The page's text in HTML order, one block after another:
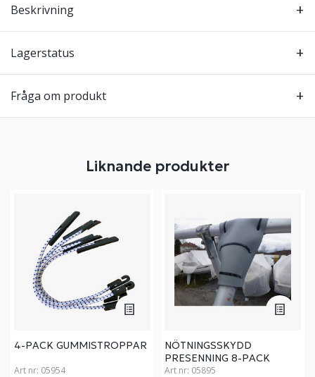
Beskrivning
Lagerstatus
Fråga om produkt
Liknande produkter
4-PACK GUMMISTROPPAR
Art nr: 05954
NÖTNINGSSKYDD
PRESENNING 8-PACK
Art nr: 05895